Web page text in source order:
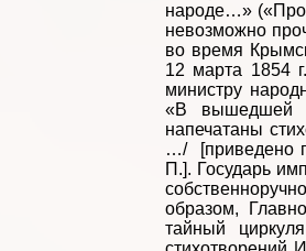
народе…»
невозможно
во время
12 марта 1854
министру
«В вышедшей
напечатаны
…/ [приведено
П.]. Государь
образом,
тайный